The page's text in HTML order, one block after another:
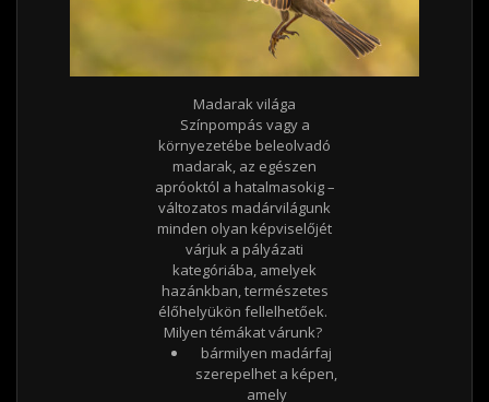
Madarak világa
Színpompás vagy a
környezetébe beleolvadó
madarak, az egészen
apróoktól a hatalmasokig –
változatos madárvilágunk
minden olyan képviselőjét
várjuk a pályázati
kategóriába, amelyek
hazánkban, természetes
élőhelyükön fellelhetőek.
Milyen témákat várunk?
bármilyen madárfaj
szerepelhet a képen,
amely